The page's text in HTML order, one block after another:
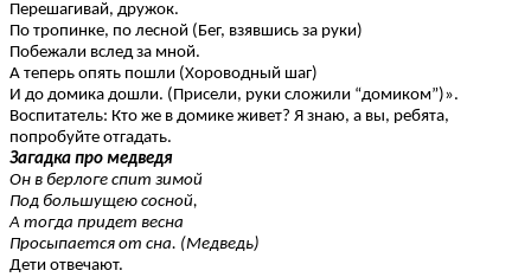
Перешагивай, дружок.
По тропинке, по лесной (Бег, взявшись за руки)
Побежали вслед за мной.
А теперь опять пошли (Хороводный шаг)
И до домика дошли. (Присели, руки сложили “домиком”)».
Воспитатель: Кто же в домике живет? Я знаю, а вы, ребята,
попробуйте отгадать.
Загадка про медведя
Он в берлоге спит зимой
Под большущею сосной,
А тогда придет весна
Просыпается от сна. (Медведь)
Дети отвечают.